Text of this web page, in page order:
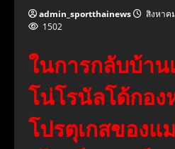
admin_sportthainews สิงหาค
1502
ในการกลับบ้าน
โน่โรนัลโด้กอ
โปรตุเกสของแ